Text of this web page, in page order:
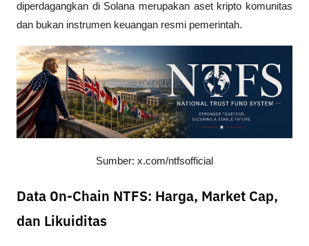
diperdagangkan di Solana merupakan aset kripto komunitas
dan bukan instrumen keuangan resmi pemerintah.
Sumber: x.com/ntfsofficial
Data On-Chain NTFS: Harga, Market Cap,
dan Likuiditas